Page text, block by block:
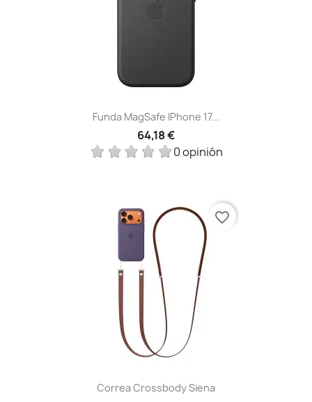
Funda MagSafe IPhone 17...
64,18 €
0 opinión
Correa Crossbody Siena
favorite_border